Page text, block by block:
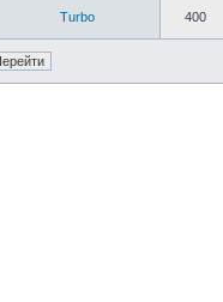
Turbo 400